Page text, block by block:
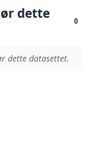
dette
0
dette datasettet.